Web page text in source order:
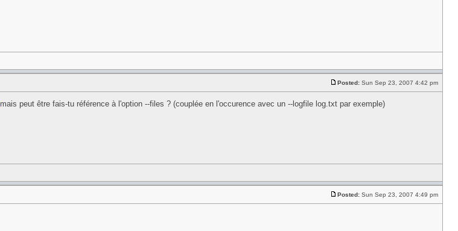
Posted: Sun Sep 23, 2007 4:42 pm
mais peut être fais-tu référence à l'option --files ? (couplée en l'occurence avec un --logfile log.txt par exemple)
Posted: Sun Sep 23, 2007 4:49 pm